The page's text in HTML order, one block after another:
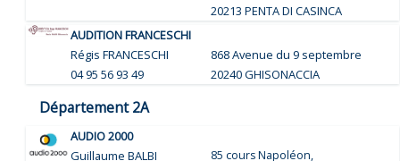
20213 PENTA DI CASINCA
AUDITION FRANCESCHI
Régis FRANCESCHI
04 95 56 93 49
868 Avenue du 9 septembre
20240 GHISONACCIA
Département 2A
AUDIO 2000
Guillaume BALBI
85 cours Napoléon,